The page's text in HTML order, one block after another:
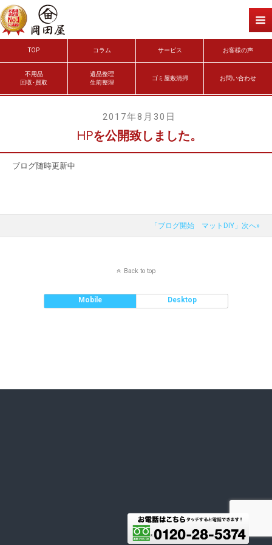
TOP コラム サービス お客様の声
不用品
回収･買取
遺品整理
生前整理
ゴミ屋敷清掃 お問い合わせ
2017年8月30日
HPを公開致しました。
ブログ随時更新中
「ブログ開始 マットDIY」次へ»
Back to top
Mobile Desktop